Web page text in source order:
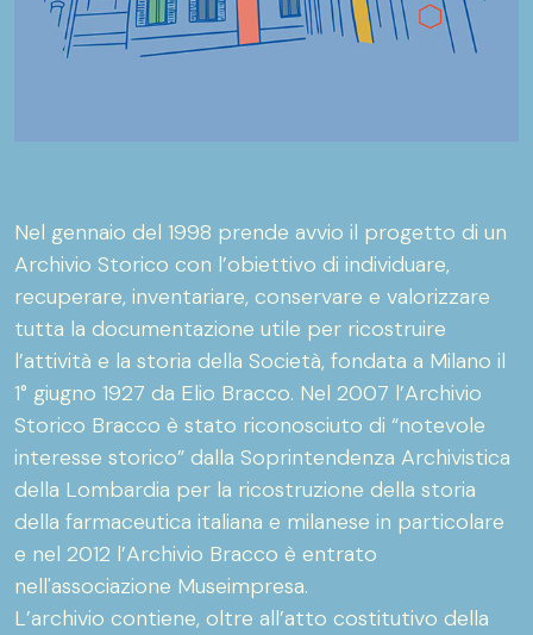
Nel gennaio del 1998 prende avvio il progetto di un
Archivio Storico con l’obiettivo di individuare,
recuperare, inventariare, conservare e valorizzare
tutta la documentazione utile per ricostruire
l’attività e la storia della Società, fondata a Milano il
1° giugno 1927 da Elio Bracco. Nel 2007 l’Archivio
Storico Bracco è stato riconosciuto di “notevole
interesse storico” dalla Soprintendenza Archivistica
della Lombardia per la ricostruzione della storia
della farmaceutica italiana e milanese in particolare
e nel 2012 l’Archivio Bracco è entrato
nell'associazione Museimpresa.
L’archivio contiene, oltre all’atto costitutivo della